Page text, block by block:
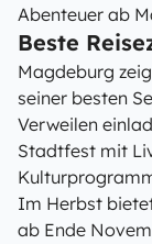
Abenteuer ab
Beste
Magdeburg
seiner besten
Verweilen
Stadtfest mit
Im Herbst
ab Ende